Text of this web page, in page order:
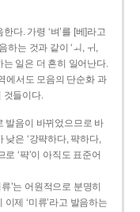
다. 가령 ‘벼’를 [베]라고
하는 것과 같이 ‘ㅚ, ㅟ,
는 일은 더 흔히 일어난다.
에서도 모음의 단순화 과
것들이다.
발음이 바뀌었으므로 바
낮은 ‘강퍅하다, 퍅하다,
로 ‘퍅’이 아직도 표준어
’는 어원적으로 분명히
제 ‘미류’라고 발음하는